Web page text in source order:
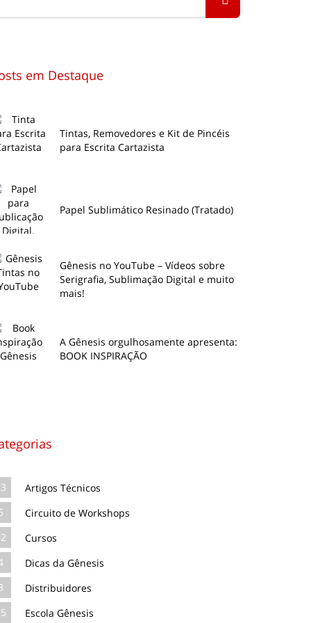
em Destaque
Tintas, Removedores e Kit de Pincéis
para Escrita Cartazista
Papel Sublimático Resinado (Tratado)
Gênesis no YouTube – Vídeos sobre
Serigrafia, Sublimação Digital e muito
mais!
A Gênesis orgulhosamente apresenta:
BOOK INSPIRAÇÃO
Artigos Técnicos
Circuito de Workshops
Cursos
Dicas da Gênesis
Distribuidores
Escola Gênesis